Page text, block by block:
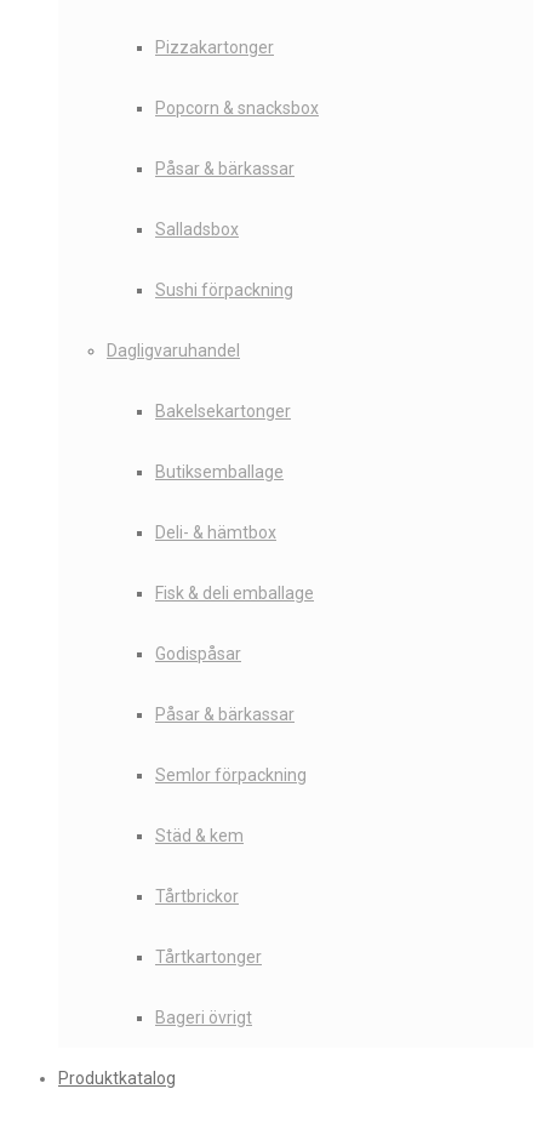
Pizzakartonger
Popcorn & snacksbox
Påsar & bärkassar
Salladsbox
Sushi förpackning
Dagligvaruhandel
Bakelsekartonger
Butiksemballage
Deli- & hämtbox
Fisk & deli emballage
Godispåsar
Påsar & bärkassar
Semlor förpackning
Städ & kem
Tårtbrickor
Tårtkartonger
Bageri övrigt
Produktkatalog